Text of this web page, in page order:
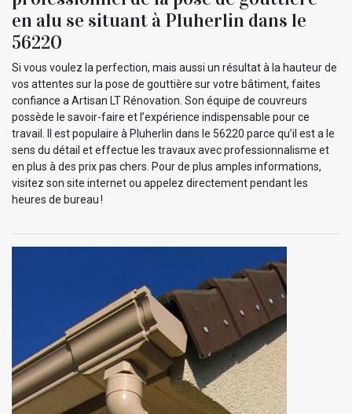
en alu se situant à Pluherlin dans le
56220
Si vous voulez la perfection, mais aussi un résultat à la hauteur de
vos attentes sur la pose de gouttière sur votre bâtiment, faites
confiance a Artisan LT Rénovation. Son équipe de couvreurs
possède le savoir-faire et l’expérience indispensable pour ce
travail. Il est populaire à Pluherlin dans le 56220 parce qu’il est a le
sens du détail et effectue les travaux avec professionnalisme et
en plus à des prix pas chers. Pour de plus amples informations,
visitez son site internet ou appelez directement pendant les
heures de bureau !